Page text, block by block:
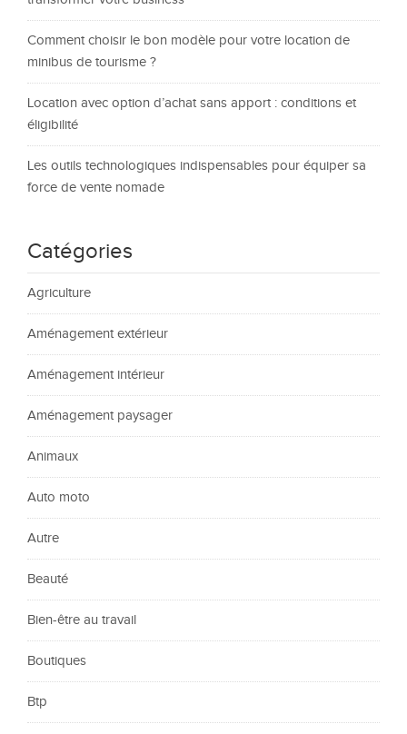
Comment choisir le bon modèle pour votre location de
minibus de tourisme ?
Location avec option d’achat sans apport : conditions et
éligibilité
Les outils technologiques indispensables pour équiper sa
force de vente nomade
Catégories
Agriculture
Aménagement extérieur
Aménagement intérieur
Aménagement paysager
Animaux
Auto moto
Autre
Beauté
Bien-être au travail
Boutiques
Btp